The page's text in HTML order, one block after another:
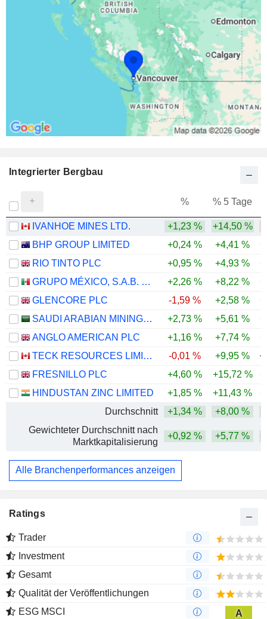
Integrierter Bergbau
% % 5 Tage
IVANHOE MINES LTD. +1,23 % +14,50 %
BHP GROUP LIMITED
+0,24 % +4,41 %
RIO TINTO PLC
+0,95 % +4,93 %
GRUPO MÉXICO, S.A.B. DE C.V.
+2,26 % +8,22 %
GLENCORE PLC
-1,59 % +2,58 %
SAUDI ARABIAN MINING COMPANY (MAADEN)
+2,73 % +5,61 %
ANGLO AMERICAN PLC
+1,16 % +7,74 %
TECK RESOURCES LIMITED
-0,01 % +9,95 %
FRESNILLO PLC
+4,60 % +15,72 %
HINDUSTAN ZINC LIMITED
+1,85 % +11,43 %
Durchschnitt
+1,34 % +8,00 %
Gewichteter Durchschnitt nach
Marktkapitalisierung
+0,92 % +5,77 %
Alle Branchenperformances anzeigen
Ratings
Trader
Investment
Gesamt
Qualität der Veröffentlichungen
ESG MSCI
A